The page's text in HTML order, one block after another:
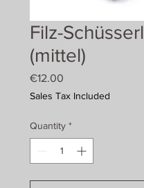
Filz-Schüsserl
(mittel)
€12.00
Sales Tax Included
Quantity *